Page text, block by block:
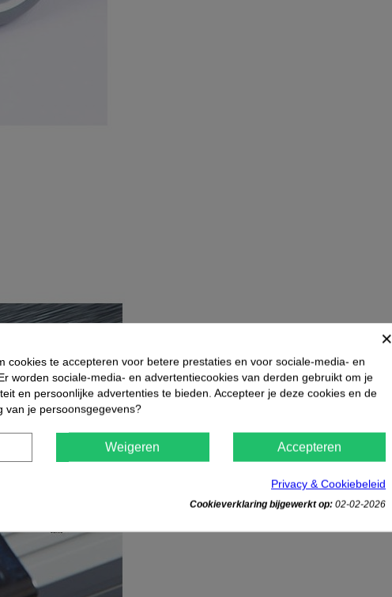
×
cookies te accepteren voor betere prestaties en voor sociale-media- en
worden sociale-media- en advertentiecookies van derden gebruikt om je
en persoonlijke advertenties te bieden. Accepteer je deze cookies en de
van je persoonsgegevens?
Weigeren Accepteren
Privacy & Cookiebeleid
Cookieverklaring bijgewerkt op: 02-02-2026